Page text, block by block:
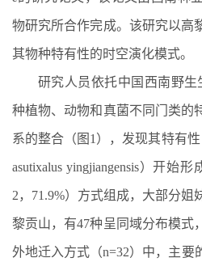
物研究所合作完成。该研究以高
其物种特有性的时空演化模式。
研究人员依托中国西南野
种植物、动物和真菌不同门类的
系的整合（图 1 ），发现其特有
asutixalus yingjiangensis）开始形
2， 71.9%）方式组成，大部分姐
黎贡山，有47种呈同域分布模式，
外地迁入方式（n=32）中，主要